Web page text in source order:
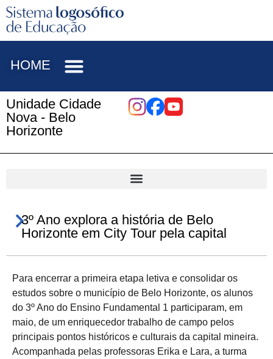
HOME
Unidade Cidade
Nova - Belo
Horizonte
3º Ano explora a história de Belo
Horizonte em City Tour pela capital
Para encerrar a primeira etapa letiva e consolidar os
estudos sobre o município de Belo Horizonte, os alunos
do 3º Ano do Ensino Fundamental 1 participaram, em
maio, de um enriquecedor trabalho de campo pelos
principais pontos históricos e culturais da capital mineira.
Acompanhada pelas professoras Erika e Lara, a turma